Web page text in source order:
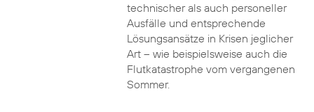
technischer als auch personeller
Ausfälle und entsprechende
Lösungsansätze in Krisen jeglicher
Art – wie beispielsweise auch die
Flutkatastrophe vom vergangenen
Sommer.